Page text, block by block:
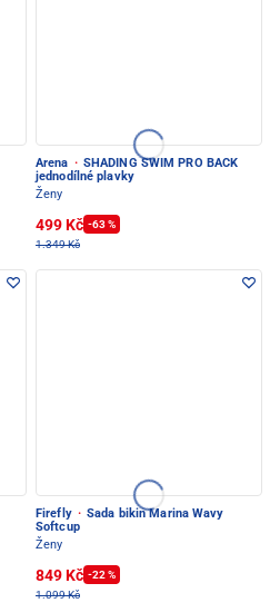
Arena · SHADING SWIM PRO BACK
jednodílné plavky
Ženy
499 Kč -63 %
1.349 Kč
Firefly · Sada bikin Marina Wavy
Softcup
Ženy
849 Kč -22 %
1.099 Kč